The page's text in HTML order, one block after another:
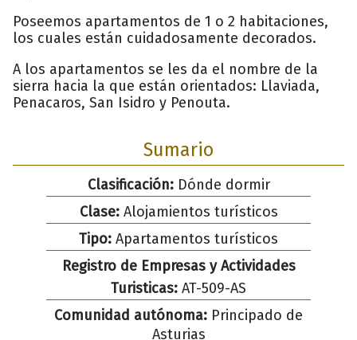
Poseemos apartamentos de 1 o 2 habitaciones,
los cuales están cuidadosamente decorados.
A los apartamentos se les da el nombre de la
sierra hacia la que están orientados: Llaviada,
Penacaros, San Isidro y Penouta.
Sumario
Clasificación:Dónde dormir
Clase:Alojamientos turísticos
Tipo: Apartamentos turísticos
Registro de Empresas y Actividades
Turisticas: AT-509-AS
Comunidad autónoma: Principado de
Asturias